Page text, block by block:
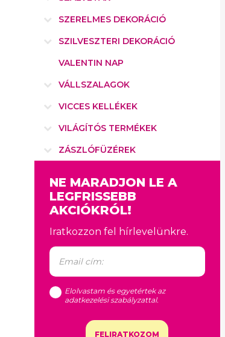
SZERELMES DEKORÁCIÓ
SZILVESZTERI DEKORÁCIÓ
VALENTIN NAP
VÁLLSZALAGOK
VICCES KELLÉKEK
VILÁGÍTÓS TERMÉKEK
ZÁSZLÓFÜZÉREK
NE MARADJON LE A
LEGFRISSEBB
AKCIÓKRÓL!
Iratkozzon fel hírlevelünkre.
Elolvastam és egyetértek az
adatkezelési szabályzattal.
FELIRATKOZOM